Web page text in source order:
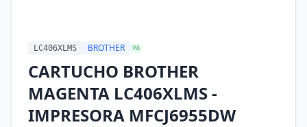
LC406XLMS BROTHER MA
CARTUCHO BROTHER
MAGENTA LC406XLMS -
IMPRESORA MFCJ6955DW